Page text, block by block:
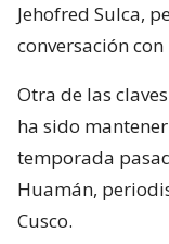
Jehofred Sulca,
conversación
Otra de las
ha sido
temporada
Huamán,
Cusco.